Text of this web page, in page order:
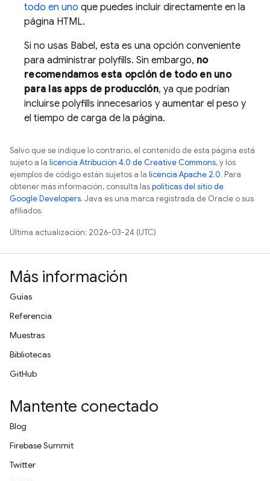
todo en uno que puedes incluir directamente en la
página HTML.
Si no usas Babel, esta es una opción conveniente
para administrar polyfills. Sin embargo, no
recomendamos esta opción de todo en uno
para las apps de producción, ya que podrían
incluirse polyfills innecesarios y aumentar el peso y
el tiempo de carga de la página.
Salvo que se indique lo contrario, el contenido de esta página está
sujeto a la licencia Atribución 4.0 de Creative Commons, y los
ejemplos de código están sujetos a la licencia Apache 2.0. Para
obtener más información, consulta laspolíticas del sitio de
Google Developers. Java es una marca registrada de Oracle o sus
afiliados.
Última actualización: 2026-03-24 (UTC)
Más información
Guías
Referencia
Muestras
Bibliotecas
GitHub
Mantente conectado
Blog
Firebase Summit
Twitter